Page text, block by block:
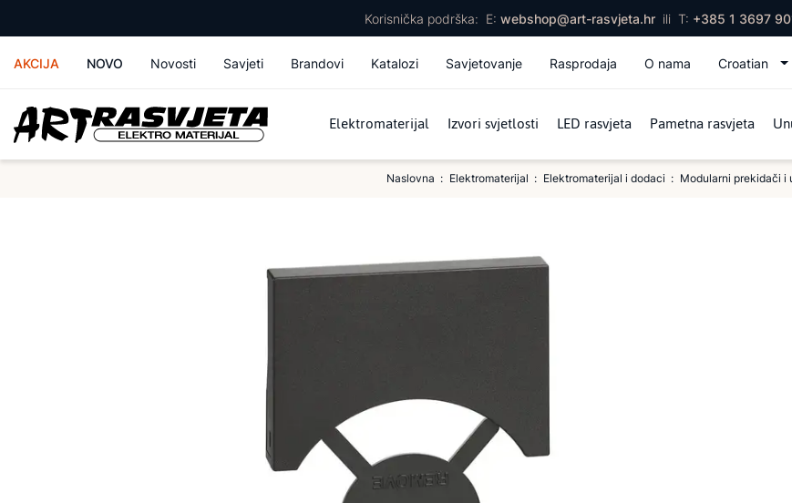
Korisnička podrška: E: webshop@art-rasvjeta.hr ili T: +385 1 3697
AKCIJA NOVO Novosti Savjeti Brandovi Katalozi Savjetovanje Rasprodaja O nama Croatian
Elektromaterijal Izvori svjetlosti LED rasvjeta Pametna rasvjeta
Naslovna Elektromaterijal Elektromaterijal i dodaci Modularni prekidači i